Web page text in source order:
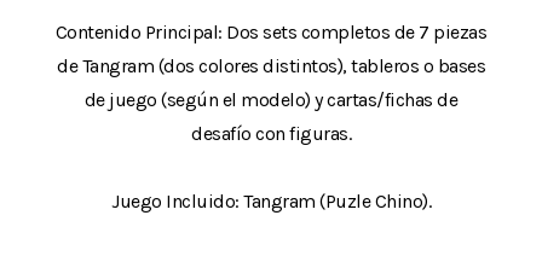
Contenido Principal: Dos sets completos de 7 piezas
de Tangram (dos colores distintos), tableros o bases
de juego (según el modelo) y cartas/fichas de
desafío con figuras.
Juego Incluido: Tangram (Puzle Chino).